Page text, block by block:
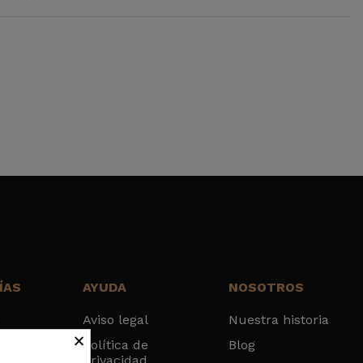
AYUDA
Aviso legal
Política de
NOSOTROS
Nuestra historia
Blog
×